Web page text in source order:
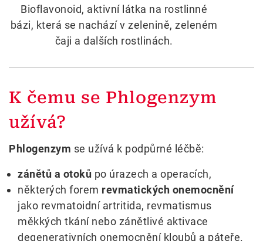
Bioflavonoid, aktivní látka na rostlinné
bázi, která se nachází v zelenině, zeleném
čaji a dalších rostlinách.
K čemu se Phlogenzym
užívá?
Phlogenzym se užívá k podpůrné léčbě:
zánětů a otoků po úrazech a operacích,
některých forem revmatických onemocnění
jako revmatoidní artritida, revmatismus
měkkých tkání nebo zánětlivé aktivace
degenerativních onemocnění kloubů a páteře.